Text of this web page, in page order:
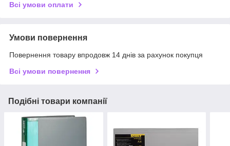
Всі умови оплати
Умови повернення
Повернення товару впродовж 14 днів за рахунок покупця
Всі умови повернення
Подібні товари компанії